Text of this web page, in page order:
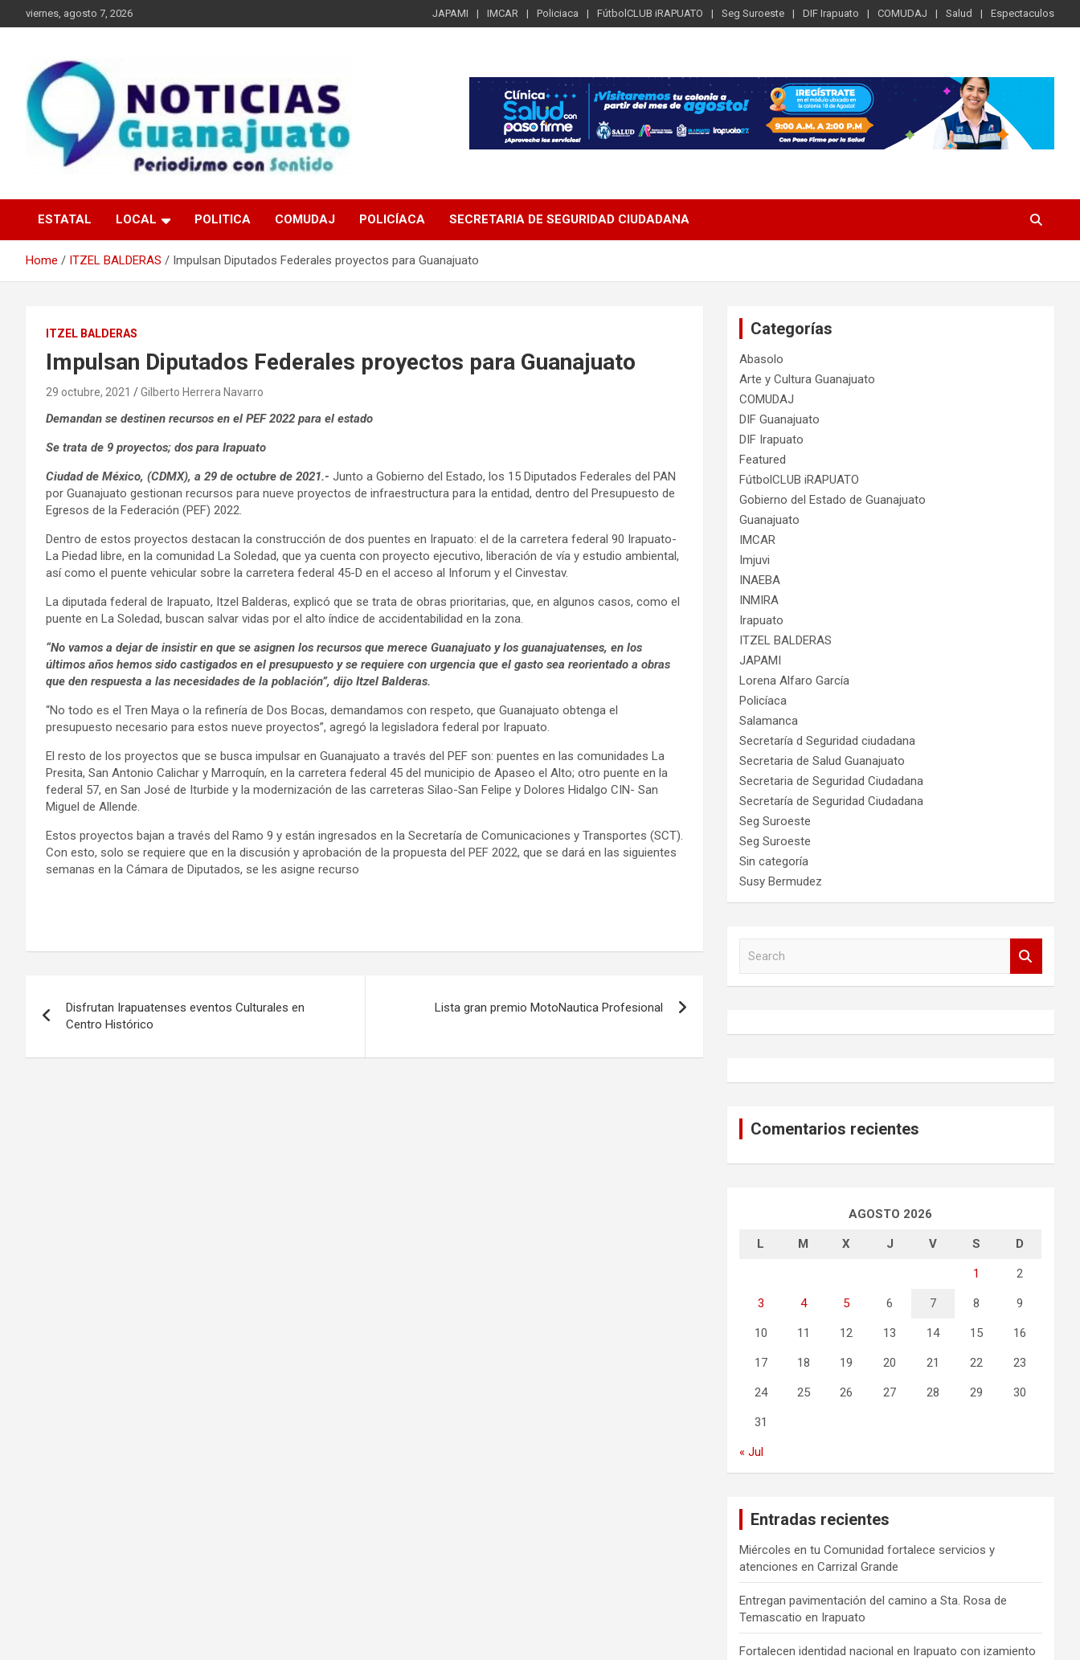
to
viernes, agosto 7, 2026 JAPAMI IMCAR Policiaca FútbolCLUB iRAPUATO Seg Suroeste DIF Irapuato COMUDAJ Salud Espectaculos
Noticias Guanajuato
ESTATAL LOCAL POLITICA COMUDAJ POLICÍACA SECRETARIA DE SEGURIDAD CIUDADANA
Home ITZEL BALDERAS Impulsan Diputados Federales proyectos para Guanajuato
ITZEL BALDERAS
Impulsan Diputados Federales proyectos para Guanajuato
29 octubre, 2021 Gilberto Herrera Navarro
Demandan se destinen recursos en el PEF 2022 para el estado
Se trata de 9 proyectos; dos para Irapuato
Ciudad de México, (CDMX), a 29 de octubre de 2021.- Junto a Gobierno del Estado, los 15 Diputados Federales del PAN
por Guanajuato gestionan recursos para nueve proyectos de infraestructura para la entidad, dentro del Presupuesto de
Egresos de la Federación (PEF) 2022.
Dentro de estos proyectos destacan la construcción de dos puentes en Irapuato: el de la carretera federal 90 Irapuato-
La Piedad libre, en la comunidad La Soledad, que ya cuenta con proyecto ejecutivo, liberación de vía y estudio ambiental,
así como el puente vehicular sobre la carretera federal 45-D en el acceso al Inforum y el Cinvestav.
La diputada federal de Irapuato, Itzel Balderas, explicó que se trata de obras prioritarias, que, en algunos casos, como el
puente en La Soledad, buscan salvar vidas por el alto índice de accidentabilidad en la zona.
“No vamos a dejar de insistir en que se asignen los recursos que merece Guanajuato y los guanajuatenses, en los
últimos años hemos sido castigados en el presupuesto y se requiere con urgencia que el gasto sea reorientado a obras
que den respuesta a las necesidades de la población”, dijo Itzel Balderas.
“No todo es el Tren Maya o la refinería de Dos Bocas, demandamos con respeto, que Guanajuato obtenga el
presupuesto necesario para estos nueve proyectos”, agregó la legisladora federal por Irapuato.
El resto de los proyectos que se busca impulsar en Guanajuato a través del PEF son: puentes en las comunidades La
Presita, San Antonio Calichar y Marroquín, en la carretera federal 45 del municipio de Apaseo el Alto; otro puente en la
federal 57, en San José de Iturbide y la modernización de las carreteras Silao-San Felipe y Dolores Hidalgo CIN- San
Miguel de Allende.
Estos proyectos bajan a través del Ramo 9 y están ingresados en la Secretaría de Comunicaciones y Transportes (SCT).
Con esto, solo se requiere que en la discusión y aprobación de la propuesta del PEF 2022, que se dará en las siguientes
semanas en la Cámara de Diputados, se les asigne recurso
de
entradas
Disfrutan Irapuatenses eventos Culturales en
Centro Histórico
Lista gran premio MotoNautica Profesional
Categorías
Abasolo
Arte y Cultura Guanajuato
COMUDAJ
DIF Guanajuato
DIF Irapuato
Featured
FútbolCLUB iRAPUATO
Gobierno del Estado de Guanajuato
Guanajuato
IMCAR
Imjuvi
INAEBA
INMIRA
Irapuato
ITZEL BALDERAS
JAPAMI
Lorena Alfaro García
Policíaca
Salamanca
Secretaría d Seguridad ciudadana
Secretaria de Salud Guanajuato
Secretaria de Seguridad Ciudadana
Secretaría de Seguridad Ciudadana
Seg Suroeste
Seg Suroeste
Sin categoría
Susy Bermudez
h
Comentarios recientes
AGOSTO 2026
L M X J V S D
1 2
3 4 5 6 7 8 9
10 11 12 13 14 15 16
17 18 19 20 21 22 23
24 25 26 27 28 29 30
31
« Jul
Entradas recientes
Miércoles en tu Comunidad fortalece servicios y
atenciones en Carrizal Grande
Entregan pavimentación del camino a Sta. Rosa de
Temascatio en Irapuato
Fortalecen identidad nacional en Irapuato con izamiento